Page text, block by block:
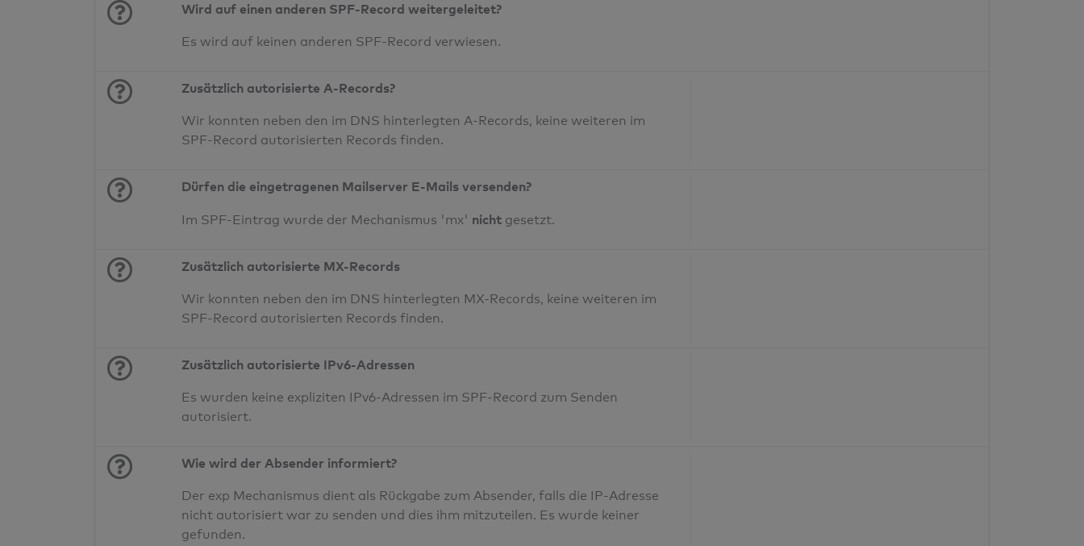
Wird auf einen anderen SPF-Record weitergeleitet?
Es wird auf keinen anderen SPF-Record verwiesen.
Zusätzlich autorisierte A-Records?
Wir konnten neben den im DNS hinterlegten A-Records, keine weiteren im
SPF-Record autorisierten Records finden.
Dürfen die eingetragenen Mailserver E-Mails versenden?
Im SPF-Eintrag wurde der Mechanismus 'mx' nicht gesetzt.
Zusätzlich autorisierte MX-Records
Wir konnten neben den im DNS hinterlegten MX-Records, keine weiteren im
SPF-Record autorisierten Records finden.
Zusätzlich autorisierte IPv6-Adressen
Es wurden keine expliziten IPv6-Adressen im SPF-Record zum Senden
autorisiert.
Wie wird der Absender informiert?
Der exp Mechanismus dient als Rückgabe zum Absender, falls die IP-Adresse
nicht autorisiert war zu senden und dies ihm mitzuteilen. Es wurde keiner
gefunden.